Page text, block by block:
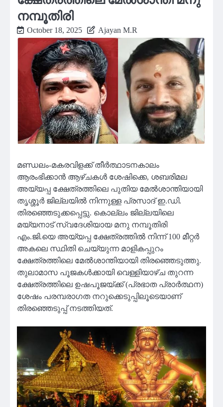
നമ്പൂതിരി
October 18, 2025 Ajayan M.R
മണ്ഡലം-മകരവിളക്ക് തീർത്ഥാടനകാലം
ആരംഭിക്കാൻ ആഴ്ചകൾ ശേഷിക്കെ, ശബരിമല
അയ്യപ്പ ക്ഷേത്രത്തിലെ പുതിയ മേൽശാന്തിയായി
തൃശ്ശൂർ ജില്ലയിൽ നിന്നുള്ള പ്രസാദ് ഇ.ഡി.
തിരഞ്ഞെടുക്കപ്പെട്ടു. കൊല്ലം ജില്ലയിലെ
മയ്യനാട് സ്വദേശിയായ മനു നമ്പൂതിരി
എം.ജി.യെ അയ്യപ്പ ക്ഷേത്രത്തിൽ നിന്ന് 100 മീറ്റർ
അകലെ സ്ഥിതി ചെയ്യുന്ന മാളികപ്പുറം
ക്ഷേത്രത്തിലെ മേൽശാന്തിയായി തിരഞ്ഞെടുത്തു.
തുലാമാസ പൂജകൾക്കായി വെള്ളിയാഴ്ച തുറന്ന
ക്ഷേത്രത്തിലെ ഉഷപൂജയ്ക്ക് (പ്രഭാത പ്രാർത്ഥന)
ശേഷം പരമ്പരാഗത നറുക്കെടുപ്പിലൂടെയാണ്
തിരഞ്ഞെടുപ്പ് നടത്തിയത്.